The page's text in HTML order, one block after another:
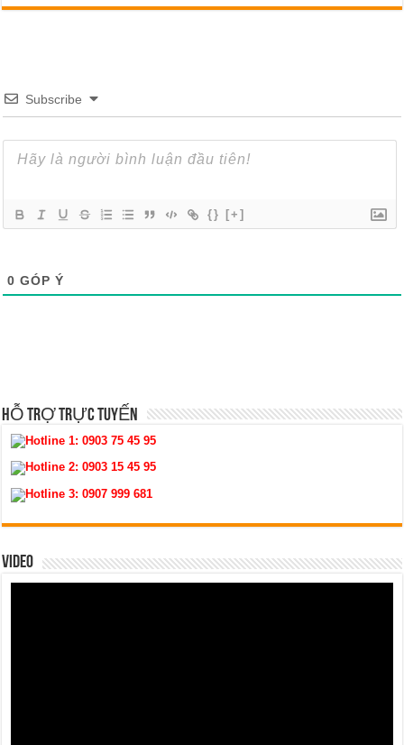
Subscribe
{} [+]
0 GÓP Ý
HỖ TRỢ TRỰC TUYẾN
Hotline 1:0903 75 45 95
Hotline 2:0903 15 45 95
Hotline 3:0907 999 681
VIDEO